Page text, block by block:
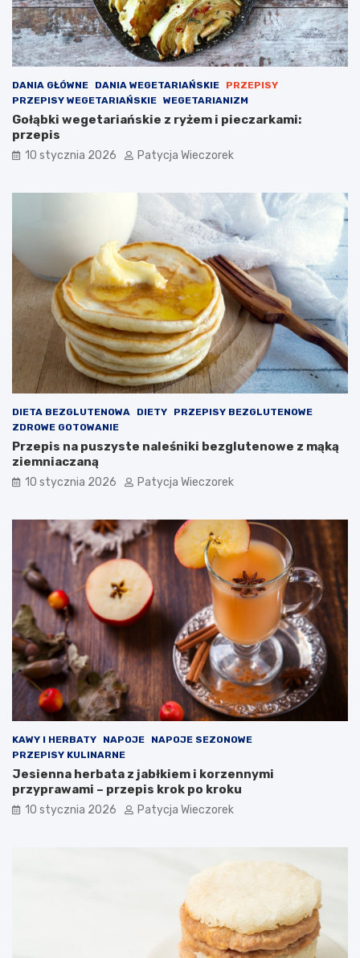
DANIA GŁÓWNE DANIA WEGETARIAŃSKIE
PRZEPISY
PRZEPISY WEGETARIAŃSKIE WEGETARIANIZM
Gołąbki wegetariańskie z ryżem i pieczarkami:
przepis
10 stycznia 2026 Patycja Wieczorek
DIETA BEZGLUTENOWA DIETY
PRZEPISY BEZGLUTENOWE
ZDROWE GOTOWANIE
Przepis na puszyste naleśniki bezglutenowe z mąką
ziemniaczaną
10 stycznia 2026 Patycja Wieczorek
KAWY I HERBATY NAPOJE
NAPOJE SEZONOWE
PRZEPISY KULINARNE
Jesienna herbata z jabłkiem i korzennymi
przyprawami – przepis krok po kroku
10 stycznia 2026 Patycja Wieczorek